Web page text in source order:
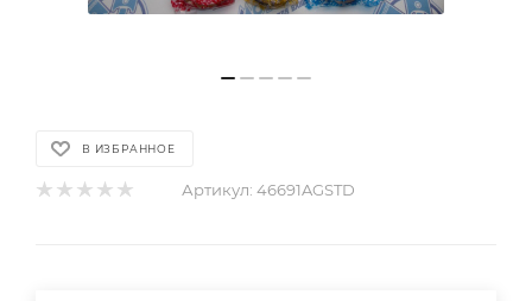
В ИЗБРАННОЕ
Артикул: 46691AGSTD